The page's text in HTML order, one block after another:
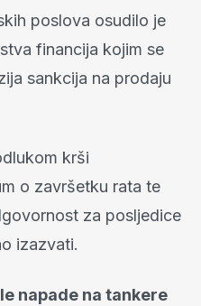
poslova osudilo je
financija kojim se
sankcija na prodaju
krši
o završetku rata te
za posljedice
izazvati.
napade na tankere